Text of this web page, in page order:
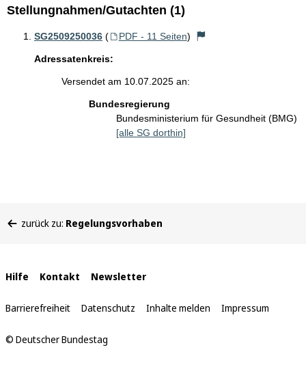
Stellungnahmen/Gutachten (1)
SG2509250036 ( PDF - 11 Seiten)
Adressatenkreis:
Versendet am 10.07.2025 an:
Bundesregierung
Bundesministerium für Gesundheit (BMG)
[alle SG dorthin]
befinden
zurück zu: Regelungsvorhaben
Interne
Links
Hilfe Kontakt Newsletter
Barrierefreiheit Datenschutz Inhalte melden Impressum
© Deutscher Bundestag